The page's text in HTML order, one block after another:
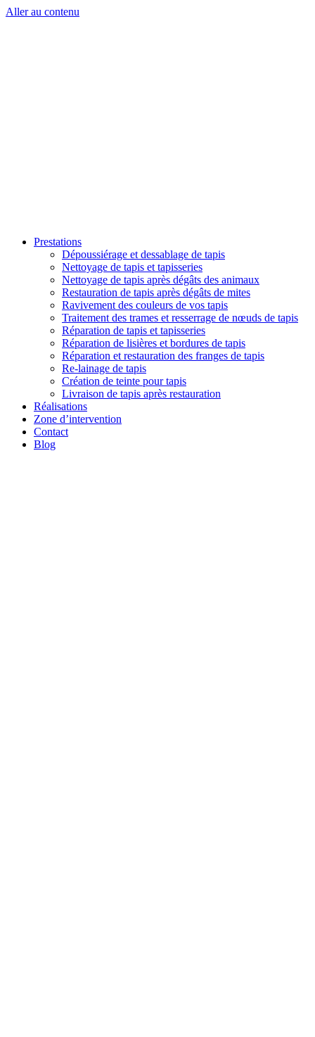
Aller au contenu
Prestations
Dépoussiérage et dessablage de tapis
Nettoyage de tapis et tapisseries
Nettoyage de tapis après dégâts des animaux
Restauration de tapis après dégâts de mites
Ravivement des couleurs de vos tapis
Traitement des trames et resserrage de nœuds de tapis
Réparation de tapis et tapisseries
Réparation de lisières et bordures de tapis
Réparation et restauration des franges de tapis
Re-lainage de tapis
Création de teinte pour tapis
Livraison de tapis après restauration
Réalisations
Zone d’intervention
Contact
Blog